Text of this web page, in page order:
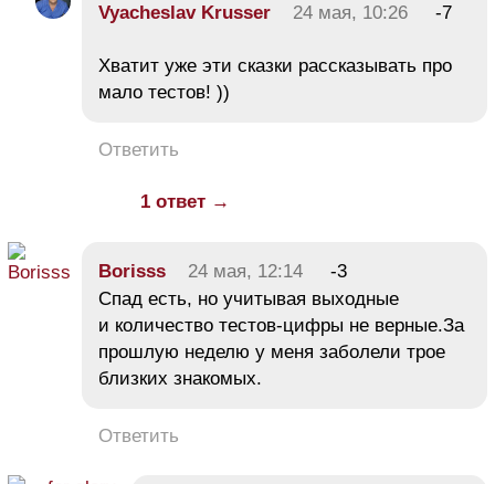
Vyacheslav Krusser 24 мая, 10:26 -7
Хватит уже эти сказки рассказывать про
мало тестов! ))
Ответить
1 ответ →
Borisss 24 мая, 12:14
-3
Спад есть, но учитывая выходные
и количество тестов-цифры не верные.За
прошлую неделю у меня заболели трое
близких знакомых.
Ответить